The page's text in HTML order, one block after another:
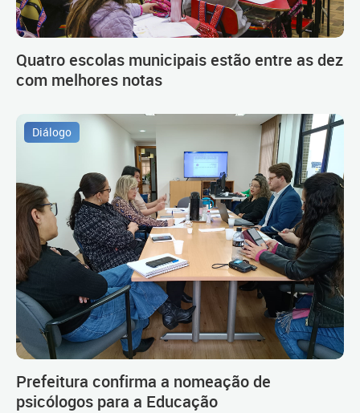
Quatro escolas municipais estão entre as dez
com melhores notas
Diálogo
Prefeitura confirma a nomeação de
psicólogos para a Educação